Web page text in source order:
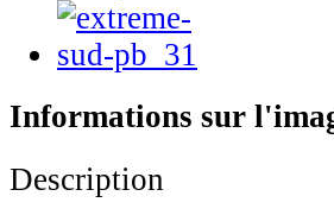
Informations sur
Description